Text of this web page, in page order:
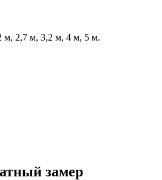
м, 2,7 м, 3,2 м, 4 м, 5 м.
замер